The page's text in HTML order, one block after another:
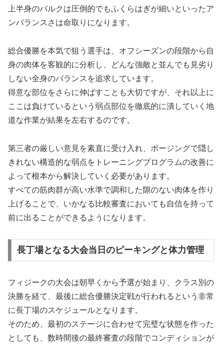
上半身のバルクは圧倒的でもふくらはぎが細いといったア
ンバランスさは命取りになります。
総合優勝を本気で狙う選手は、オフシーズンの段階から自
身の肉体を客観的に分析し、どんな強敵と並んでも見劣り
しない全身のバランスを追求しています。
得意な部位をさらに伸ばすことも大切ですが、それ以上に
ここは負けているという弱点部位を徹底的に潰していく地
道な作業が結果を左右するのです。
第三者の厳しい意見を素直に受け入れ、ポージングで隠し
きれない構造的な弱点をトレーニングプログラムの改善に
よって根本から解決していく必要があります。
すべての筋肉群が高い水準で調和した隙のない肉体を作り
上げることで、いかなる比較審査においても自信を持って
前に出ることができるようになります。
長丁場となる大会当日のピーキングと体力管理
フィジークの大会は朝早くから予選が始まり、クラス別の
決勝を経て、最後に総合優勝決定戦が行われるという非常
に長丁場のスケジュールとなります。
そのため、最初のステージに合わせて完璧な状態を作った
としても、数時間後の最終審査の段階でコンディションが